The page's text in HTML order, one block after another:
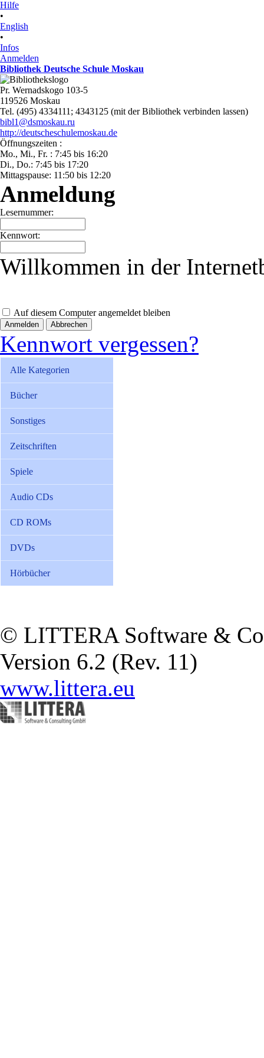
Hilfe
•
English
•
Infos
Anmelden
Bibliothek Deutsche Schule Moskau
Pr. Wernadskogo 103-5
119526 Moskau
Tel. (495) 4334111; 4343125 (mit der Bibliothek verbinden lassen)
bibl1@dsmoskau.ru
http://deutscheschulemoskau.de
Öffnungszeiten :
Mo., Mi., Fr. : 7:45 bis 16:20
Di., Do.: 7:45 bis 17:20
Mittagspause: 11:50 bis 12:20
Anmeldung
Lesernummer:
Kennwort:
Willkommen in der
Auf diesem Computer angemeldet bleiben
Abbrechen
Kennwort vergessen?
Alle Kategorien
Bücher
Sonstiges
Zeitschriften
Spiele
Audio CDs
CD ROMs
DVDs
Hörbücher
© LITTERA Software &
Version 6.2 (Rev. 11)
www.littera.eu